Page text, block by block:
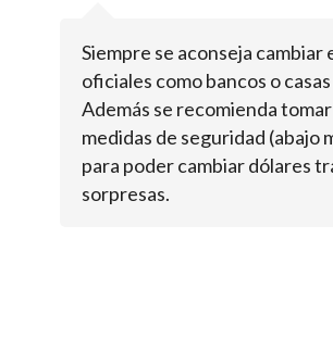
Siempre se aconseja cambiar
oficiales como bancos o
Además se recomienda
medidas de seguridad (abajo
para poder cambiar dólares
sorpresas.